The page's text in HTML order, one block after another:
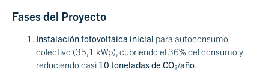
Fases del Proyecto
Instalación fotovoltaica inicial para autoconsumo
colectivo (35,1 kWp), cubriendo el 36% del consumo y
reduciendo casi 10 toneladas de CO₂/año.